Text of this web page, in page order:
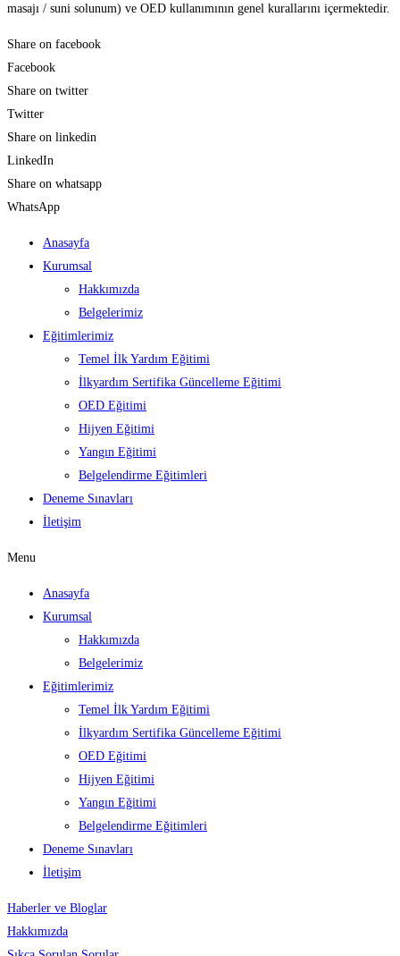
masajı / suni solunum) ve OED kullanımının genel kurallarını içermektedir.
Share on facebook
Facebook
Share on twitter
Twitter
Share on linkedin
LinkedIn
Share on whatsapp
WhatsApp
Anasayfa
Kurumsal
Hakkımızda
Belgelerimiz
Eğitimlerimiz
Temel İlk Yardım Eğitimi
İlkyardım Sertifika Güncelleme Eğitimi
OED Eğitimi
Hijyen Eğitimi
Yangın Eğitimi
Belgelendirme Eğitimleri
Deneme Sınavları
İletişim
Menu
Anasayfa
Kurumsal
Hakkımızda
Belgelerimiz
Eğitimlerimiz
Temel İlk Yardım Eğitimi
İlkyardım Sertifika Güncelleme Eğitimi
OED Eğitimi
Hijyen Eğitimi
Yangın Eğitimi
Belgelendirme Eğitimleri
Deneme Sınavları
İletişim
Haberler ve Bloglar
Hakkımızda